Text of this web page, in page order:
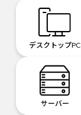
デスクトップPC
サーバー